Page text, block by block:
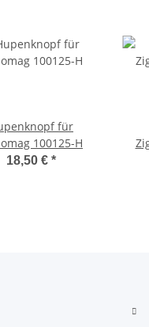
für
100125-H
18,50 € *